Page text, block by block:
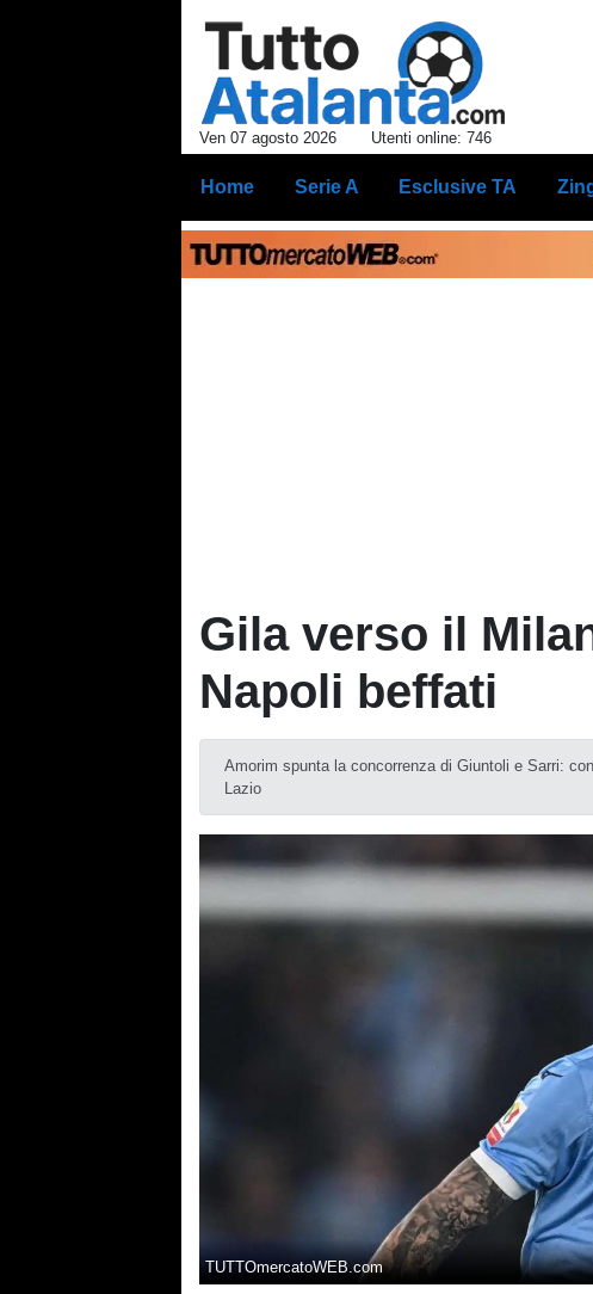
Ven 07 agosto 2026 Utenti online: 746
Home Serie A Esclusive TA
Gila verso il
Napoli beffati
Amorim spunta la concorrenza di Giuntoli e Sarri:
Lazio
TUTTOmercatoWEB.com